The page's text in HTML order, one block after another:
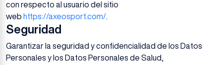
con respecto al usuario del sitio
web https://axeosport.com/
Seguridad
Garantizar la seguridad y confidencialidad de los Datos
Personales y los Datos Personales de Salud,